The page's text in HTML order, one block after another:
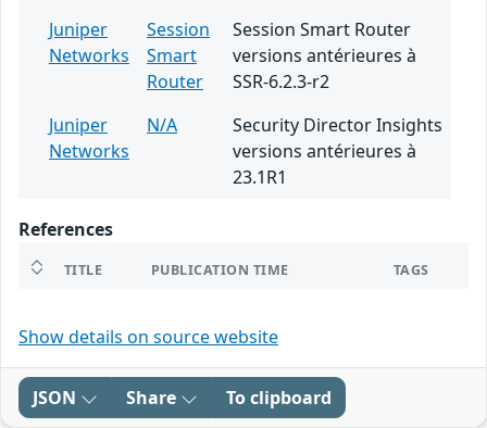
Juniper
Networks
Session
Smart
Router
Session Smart Router
versions antérieures à
SSR-6.2.3-r2
Juniper
Networks
N/A
Security Director Insights
versions antérieures à
23.1R1
References
TITLE PUBLICATION TIME TAGS
Show details on source website
JSON Share To clipboard